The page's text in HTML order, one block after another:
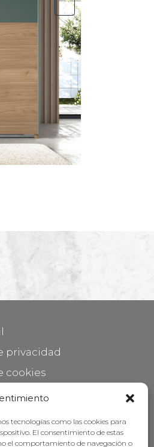
tecnologías como las cookies para
El consentimiento de estas
el comportamiento de navegación o
privacidad
cookies
mueble